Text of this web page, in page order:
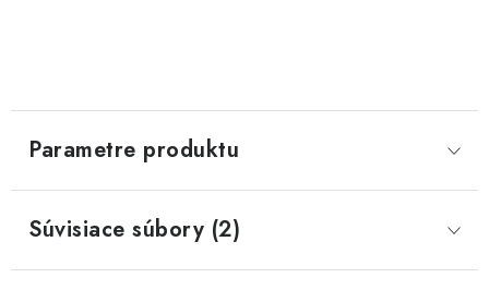
Parametre produktu
Súvisiace súbory (2)